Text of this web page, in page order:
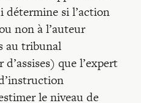
détermine si l’action
non à l’auteur
au tribunal
que l’expert
le niveau de